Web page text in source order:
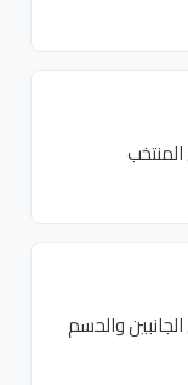
والحسم